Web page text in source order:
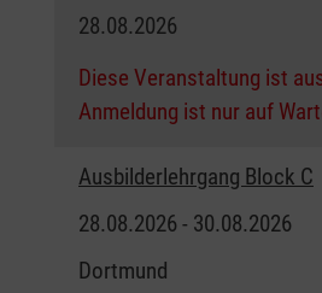
28.08.2026
Diese Veranstaltung ist
Anmeldung ist nur auf
Ausbilderlehrgang Block C
28.08.2026 - 30.08.2026
Dortmund